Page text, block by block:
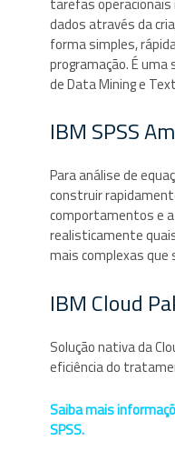
dados através da
forma simples,
programação. É uma
de Data Mining e
IBM SPSS
Para análise de
construir
comportamentos e
realisticamente
mais complexas que
IBM Cloud
Solução nativa da
eficiência do
Saiba mais
SPSS.